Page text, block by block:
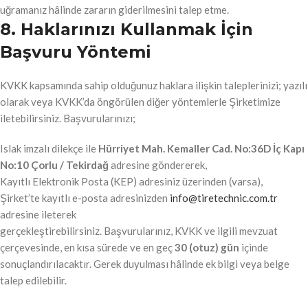
uğramanız hâlinde zararın giderilmesini talep etme.
8. Haklarınızı Kullanmak İçin
Başvuru Yöntemi
KVKK kapsamında sahip olduğunuz haklara ilişkin taleplerinizi; yazılı
olarak veya KVKK’da öngörülen diğer yöntemlerle Şirketimize
iletebilirsiniz. Başvurularınızı;
Islak imzalı dilekçe ile Hürriyet Mah. Kemaller Cad. No:36D İç Kapı
No:10 Çorlu / Tekirdağ adresine göndererek,
Kayıtlı Elektronik Posta (KEP) adresiniz üzerinden (varsa),
Şirket’te kayıtlı e-posta adresinizden info@tiretechnic.com.tr
adresine ileterek
gerçekleştirebilirsiniz. Başvurularınız, KVKK ve ilgili mevzuat
çerçevesinde, en kısa sürede ve en geç30 (otuz) gün içinde
sonuçlandırılacaktır. Gerek duyulması hâlinde ek bilgi veya belge
talep edilebilir.